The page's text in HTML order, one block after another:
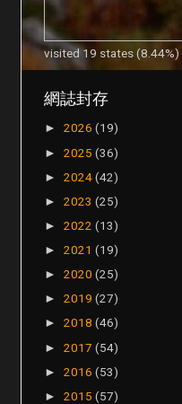
visited 19 states (8.44%)
網誌封存
► 2026 (19)
► 2025 (36)
► 2024(42)
► 2023 (25)
► 2022 (13)
► 2021 (19)
► 2020 (25)
► 2019 (27)
► 2018 (46)
► 2017 (54)
► 2016 (53)
► 2015 (57)